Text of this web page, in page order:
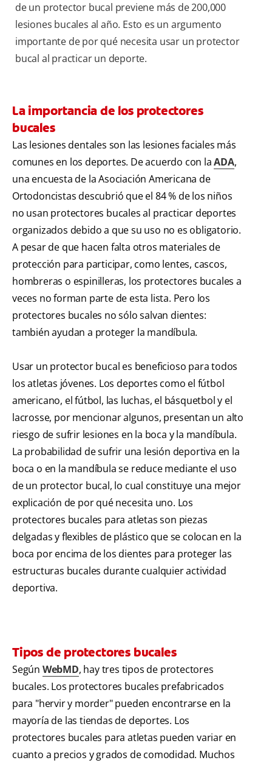
de un protector bucal previene más de 200,000
lesiones bucales al año. Esto es un argumento
importante de por qué necesita usar un protector
bucal al practicar un deporte.
La importancia de los protectores
bucales
Las lesiones dentales son las lesiones faciales más
comunes en los deportes. De acuerdo con laADA,
una encuesta de la Asociación Americana de
Ortodoncistas descubrió que el 84 % de los niños
no usan protectores bucales al practicar deportes
organizados debido a que su uso no es obligatorio.
A pesar de que hacen falta otros materiales de
protección para participar, como lentes, cascos,
hombreras o espinilleras, los protectores bucales a
veces no forman parte de esta lista. Pero los
protectores bucales no sólo salvan dientes:
también ayudan a proteger la mandíbula.
Usar un protector bucal es beneficioso para todos
los atletas jóvenes. Los deportes como el fútbol
americano, el fútbol, las luchas, el básquetbol y el
lacrosse, por mencionar algunos, presentan un alto
riesgo de sufrir lesiones en la boca y la mandíbula.
La probabilidad de sufrir una lesión deportiva en la
boca o en la mandíbula se reduce mediante el uso
de un protector bucal, lo cual constituye una mejor
explicación de por qué necesita uno. Los
protectores bucales para atletas son piezas
delgadas y flexibles de plástico que se colocan en la
boca por encima de los dientes para proteger las
estructuras bucales durante cualquier actividad
deportiva.
Tipos de protectores bucales
Según WebMD, hay tres tipos de protectores
bucales. Los protectores bucales prefabricados
para "hervir y morder" pueden encontrarse en la
mayoría de las tiendas de deportes. Los
protectores bucales para atletas pueden variar en
cuanto a precios y grados de comodidad. Muchos